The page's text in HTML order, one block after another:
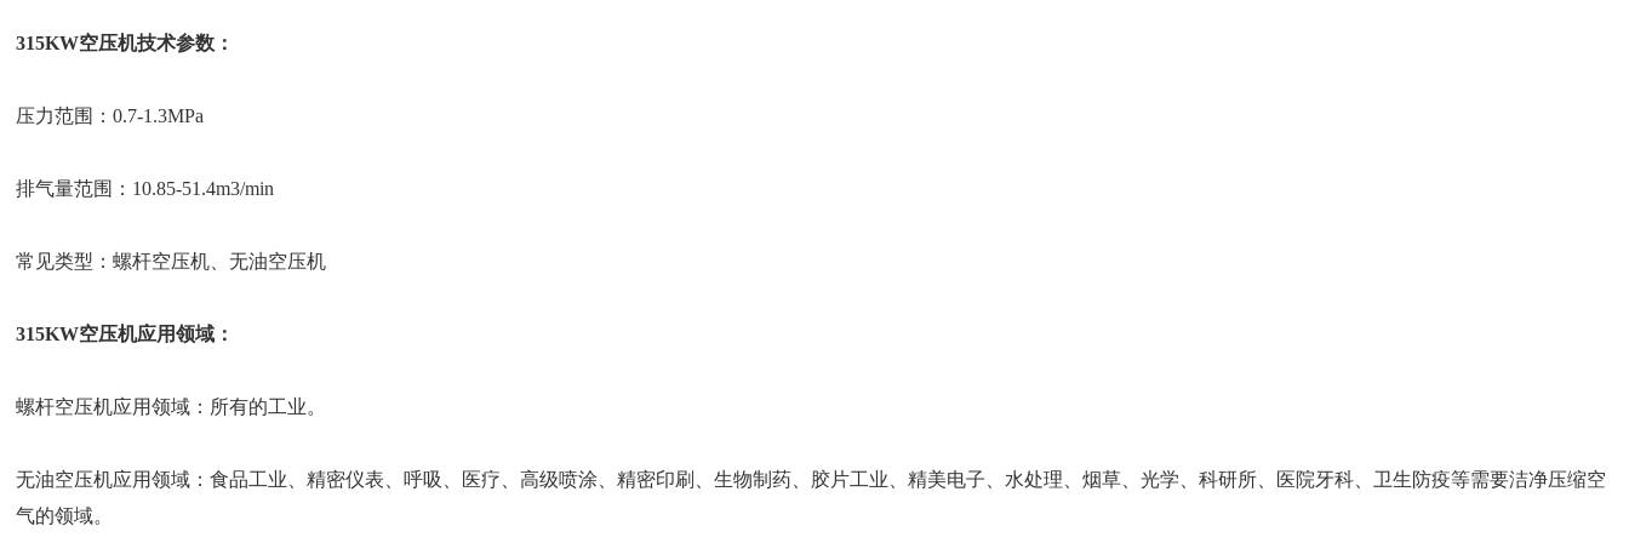
315KW空压机技术参数：
压力范围：0.7-1.3MPa
排气量范围：10.85-51.4m3/min
常见类型：螺杆空压机、无油空压机
315KW空压机应用领域：
螺杆空压机应用领域：所有的工业。
无油空压机应用领域：食品工业、精密仪表、呼吸、医疗、高级喷涂、精密印刷、生物制药、胶片工业、精美电子、水处理、烟草、光学、科研所、医院牙科、卫生防疫等需要洁净压缩空
气的领域。